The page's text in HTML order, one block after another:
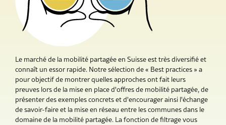
Offres
Coaching
Qui nous sommes
Le marché de la mobilité partagée en Suisse est très diversifié et
connaît un essor rapide. Notre sélection de « Best practices » a
pour objectif de montrer quelles approches ont fait leurs
preuves lors de la mise en place d'offres de mobilité partagée, de
présenter des exemples concrets et d'encourager ainsi l'échange
de savoir-faire et la mise en réseau entre les communes dans le
domaine de la mobilité partagée. La fonction de filtrage vous